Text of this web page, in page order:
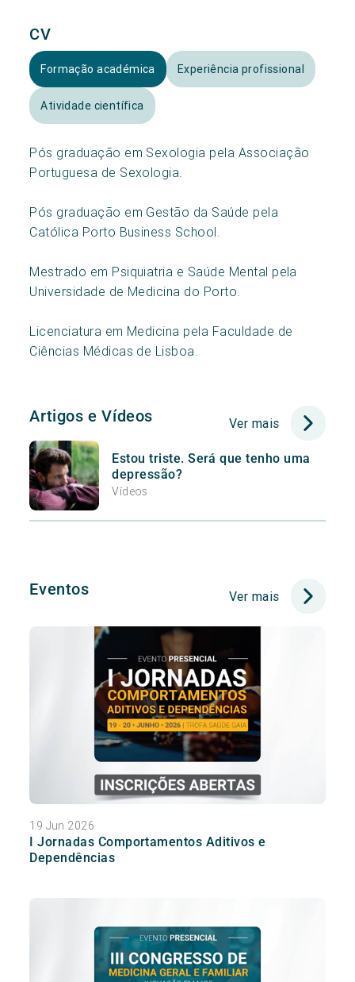
CV
Formação académica Experiência profissional
Atividade científica
Pós graduação em Sexologia pela Associação
Portuguesa de Sexologia.
Pós graduação em Gestão da Saúde pela
Católica Porto Business School.
Mestrado em Psiquiatria e Saúde Mental pela
Universidade de Medicina do Porto.
Licenciatura em Medicina pela Faculdade de
Ciências Médicas de Lisboa.
Artigos e Vídeos Ver mais
Estou triste. Será que tenho uma
depressão?
Vídeos
Eventos Ver mais
19 Jun 2026
I Jornadas Comportamentos Aditivos e
Dependências